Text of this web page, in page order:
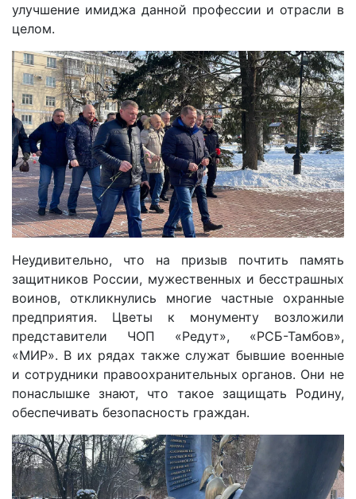
улучшение имиджа данной профессии и отрасли в
целом.
Неудивительно, что на призыв почтить память
защитников России, мужественных и бесстрашных
воинов, откликнулись многие частные охранные
предприятия. Цветы к монументу возложили
представители ЧОП «Редут», «РСБ-Тамбов»,
«МИР». В их рядах также служат бывшие военные
и сотрудники правоохранительных органов. Они не
понаслышке знают, что такое защищать Родину,
обеспечивать безопасность граждан.